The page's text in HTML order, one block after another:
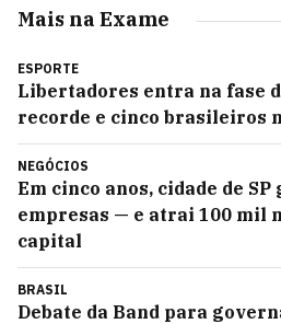
Mais na Exame
ESPORTE
Libertadores entra na fase
recorde e cinco brasileiros
NEGÓCIOS
Em cinco anos, cidade de
empresas — e atrai 100 mil
capital
BRASIL
Debate da Band para